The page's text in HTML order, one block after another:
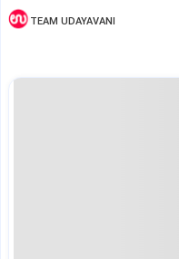
TEAM UDAYAVANI